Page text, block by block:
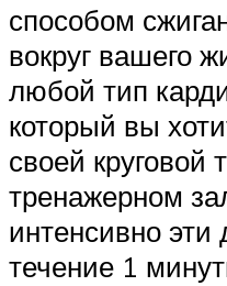
способом
вокруг вашего
любой тип
который вы
своей круговой
тренажерном
интенсивно эти
течение 1